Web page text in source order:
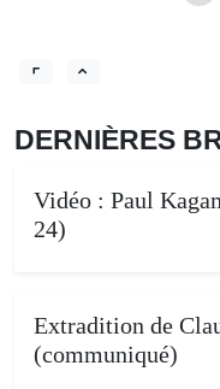
DERNIÈRES
Vidéo : Paul
24)
Extradition de
(communiqué)